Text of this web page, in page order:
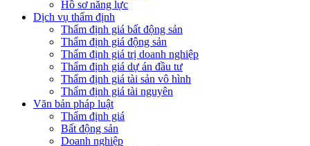
Hồ sơ năng lực
Dịch vụ thẩm định
Thẩm định giá bất động sản
Thẩm định giá động sản
Thẩm định giá trị doanh nghiệp
Thẩm định giá dự án đầu tư
Thẩm định giá tài sản vô hình
Thẩm định giá tài nguyên
Văn bản pháp luật
Thẩm định giá
Bất động sản
Doanh nghiệp